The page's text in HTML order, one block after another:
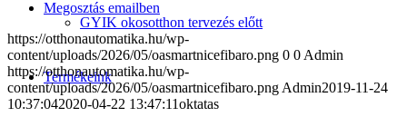
GYIK okosotthon tervezés előtt
Termékeink
Megosztás emailben
https://otthonautomatika.hu/wp-
content/uploads/2026/05/oasmartnicefibaro.png 0 0 Admin
https://otthonautomatika.hu/wp-
content/uploads/2026/05/oasmartnicefibaro.png Admin2019-11-24
10:37:042020-04-22 13:47:11oktatas